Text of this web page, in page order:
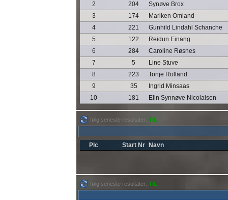
2
204
Synøve Brox
3
174
Mariken Omland
4
221
Gunhild Lindahl Schanche
5
122
Reidun Einang
6
284
Caroline Røsnes
7
5
Line Stuve
8
223
Tonje Rolland
9
35
Ingrid Minsaas
10
181 Elin Synnøve Nicolaisen
følg seneste resultater: TIL
Plc Start Nr Navn
følg seneste resultater: TIL